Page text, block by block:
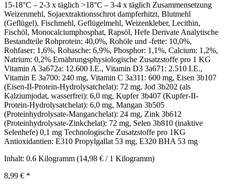
15-18°C – 2-3 x täglich >18°C – 3-4 x täglich Zusammensetzung
Weizenmehl, Sojaextraktionsschrot dampferhitzt, Blutmehl
(Geflügel), Fischmehl, Geflügelmehl, Weizenkleber, Lecithin,
Fischöl, Monocalciumphosphat, Rapsöl, Hefe Derivate Analytische
Bestandteile Rohprotein: 40,0%, Rohöle und -fette: 10,0%,
Rohfaser: 1,6%, Rohasche: 6,9%, Phosphor: 1,1%, Calcium: 1,2%,
Natrium: 0,2% Ernährungsphysiologische Zusatzstoffe pro 1 KG
Vitamin A 3a672a: 12.600 I.E., Vitamin D3 3a671: 2.510 I.E.,
Vitamin E 3a700: 240 mg, Vitamin C 3a311: 600 mg, Eisen 3b107
(Eisen-II-Protein-Hydrolysatchelat): 72 mg, Jod 3b202 (als
Kalziumjodat, wasserfrei): 6,0 mg, Kupfer 3b407 (Kupfer-II-
Protein-Hydrolysatchelat): 6,0 mg, Mangan 3b505
(Proteinhydrolysate-Manganchelat): 24 mg, Zink 3b612
(Proteinhydrolysate-Zinkchelat): 72 mg, Selen 3b810 (inaktive
Selenhefe) 0,1 mg Technologische Zusatzstoffe pro 1KG
Antioxidantien: E310 Propylgallat 53 mg, E320 BHA 53 mg
Inhalt: 0.6 Kilogramm (14,98 € / 1 Kilogramm)
8,99 € *